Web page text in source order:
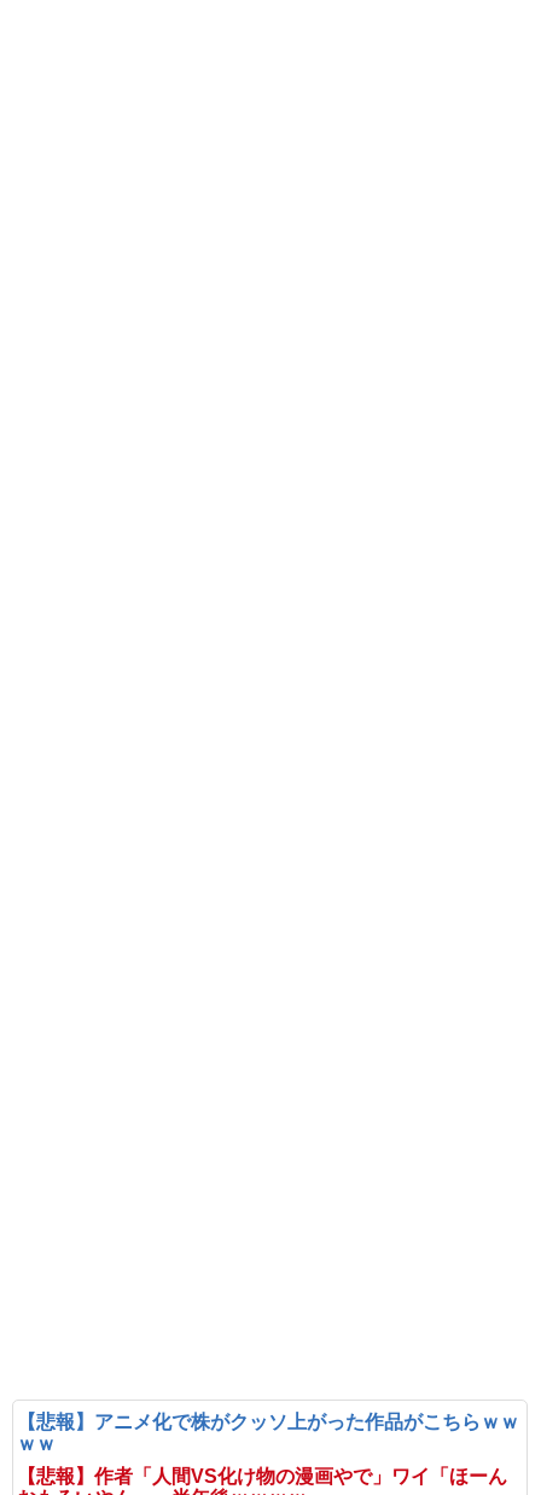
【悲報】アニメ化で株がクッソ上がった作品がこちらｗｗ
ｗｗ
【悲報】作者「人間VS化け物の漫画やで」ワイ「ほーん